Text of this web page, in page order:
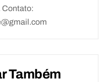
Contato:
Também